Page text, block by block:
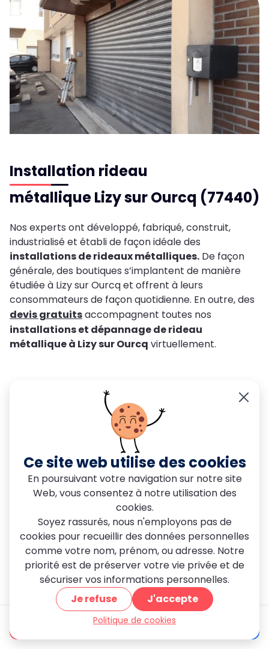
Installation rideau
métallique Lizy sur Ourcq (77440)
Nos experts ont développé, fabriqué, construit,
industrialisé et établi de façon idéale des
installations de rideaux métalliques. De façon
générale, des boutiques s’implantent de manière
étudiée à Lizy sur Ourcq et offrent à leurs
consommateurs de façon quotidienne. En outre, des
devis gratuitsaccompagnent toutes nos
installations et dépannage de rideau
métallique à Lizy sur Ourcq virtuellement.
installer votre rideau métallique
dans les règles de l’art fera rayonner
de plaisir nos artisans en menuiserie. En outre, si vous
cherchez plus de confort et de sécurité, nos
serruriers sont aussi experts en
rideaux et grilles métalliques à Lizy sur Ourcq.
Faites nous confiances.
Devis 💯 Gratuit et personnalisé
Devis Gratuit
Devis gratuit
Ce site web utilise des cookies
En poursuivant votre navigation sur notre site
Web, vous consentez à notre utilisation des
cookies.
Soyez rassurés, nous n'employons pas de
cookies pour recueillir des données personnelles
comme votre nom, prénom, ou adresse. Notre
priorité est de préserver votre vie privée et de
sécuriser vos informations personnelles.
Je refuse
J'accepte
Politique de cookies